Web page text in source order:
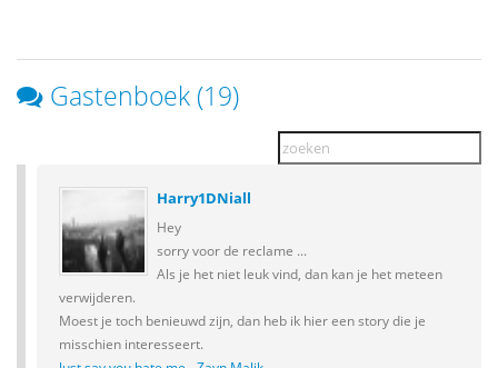
Gastenboek (19)
Harry1DNiall
Hey
sorry voor de reclame ...
Als je het niet leuk vind, dan kan je het meteen
verwijderen.
Moest je toch benieuwd zijn, dan heb ik hier een story die je
misschien interesseert.